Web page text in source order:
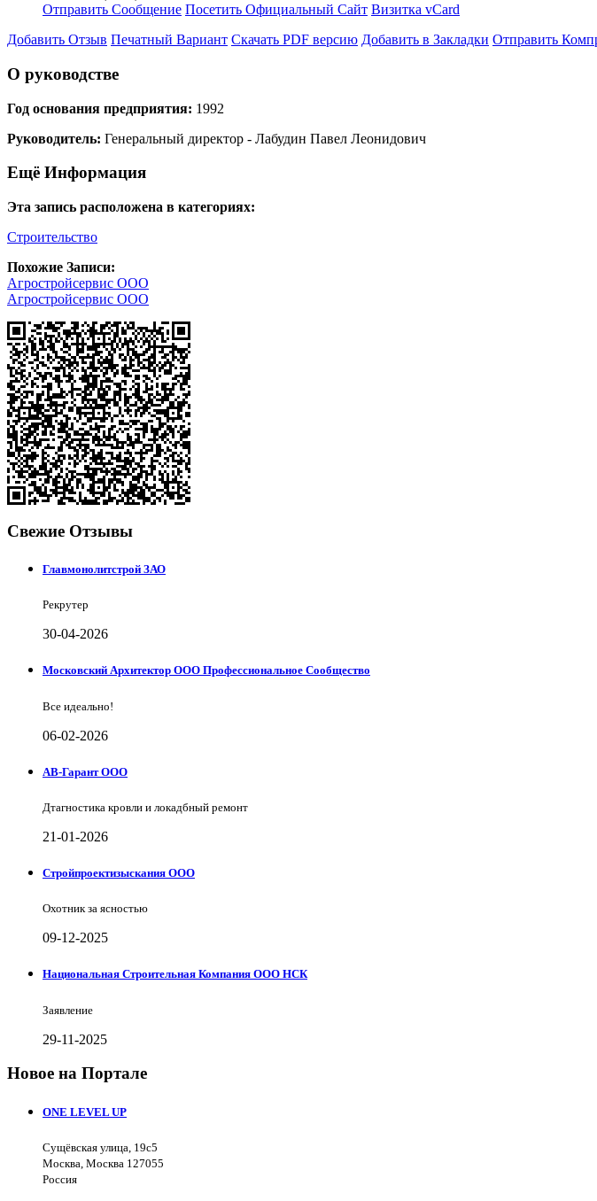
Отправить Сообщение Посетить Официальный Сайт Визитка vCard
Добавить Отзыв Печатный Вариант Скачать PDF версию Добавить в Закладки Отправить
О руководстве
Год основания предприятия: 1992
Руководитель: Генеральный директор - Лабудин Павел Леонидович
Ещё Информация
Эта запись расположена в категориях:
Строительство
Похожие Записи:
Агростройсервис ООО
Агростройсервис ООО
Свежие Отзывы
Главмонолитстрой ЗАО
Рекрутер
30-04-2026
Московский Архитектор ООО Профессиональное Сообщество
Все идеально!
06-02-2026
АВ-Гарант ООО
Дтагностика кровли и локадбный ремонт
21-01-2026
Стройпроектизыскания ООО
Охотник за ясностью
09-12-2025
Национальная Строительная Компания ООО НСК
Заявление
29-11-2025
Новое на Портале
ONE LEVEL UP
Сущёвская улица, 19с5
Москва, Москва 127055
Россия